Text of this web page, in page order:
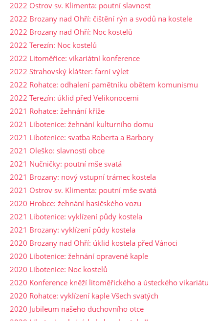
2022 Ostrov sv. Klimenta: poutní slavnost
2022 Brozany nad Ohří: čištění rýn a svodů na kostele
2022 Brozany nad Ohří: Noc kostelů
2022 Terezín: Noc kostelů
2022 Litoměřice: vikariátní konference
2022 Strahovský klášter: farní výlet
2022 Rohatce: odhalení pamětníku obětem komunismu
2022 Terezín: úklid před Velikonocemi
2021 Rohatce: žehnání kříže
2021 Libotenice: žehnání kulturního domu
2021 Libotenice: svatba Roberta a Barbory
2021 Oleško: slavnosti obce
2021 Nučničky: poutní mše svatá
2021 Brozany: nový vstupní trámec kostela
2021 Ostrov sv. Klimenta: poutní mše svatá
2020 Hrobce: žehnání hasičského vozu
2021 Libotenice: vyklízení půdy kostela
2021 Brozany: vyklízení půdy kostela
2020 Brozany nad Ohří: úklid kostela před Vánoci
2020 Libotenice: žehnání opravené kaple
2020 Libotenice: Noc kostelů
2020 Konference kněží litoměřického a ústeckého vikariátu
2020 Rohatce: vyklízení kaple Všech svatých
2020 Jubileum našeho duchovního otce